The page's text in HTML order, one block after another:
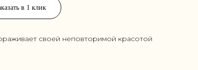
в 1 клик
своей неповторимой красотой